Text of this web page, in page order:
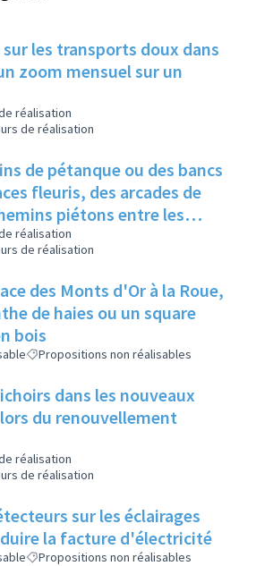
les transports doux dans
zoom mensuel sur un
réalisation
de réalisation
de pétanque ou des bancs
fleuris, des arcades de
piétons entre les
réalisation
de réalisation
des Monts d'Or à la Roue,
de haies ou un square
bois
Propositions non réalisables
du renouvellement
réalisation
de réalisation
sur les éclairages
la facture d'électricité
Propositions non réalisables